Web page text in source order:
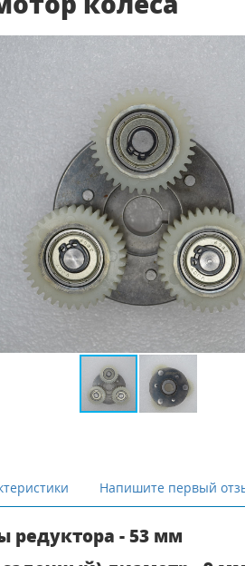
Напишите первый
редуктора - 53 мм